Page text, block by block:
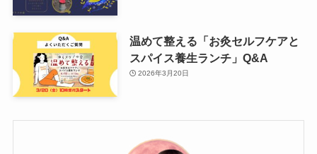
温めて整える「お灸セルフケアと
スパイス養生ランチ」Q&A
2026年3月20日